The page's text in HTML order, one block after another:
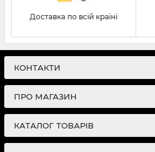
Доставка по всій країні
КОНТАКТИ
ПРО МАГАЗИН
КАТАЛОГ ТОВАРІВ